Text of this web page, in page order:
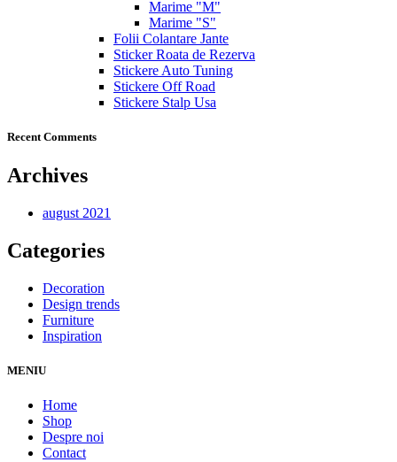
Marime "M"
Marime "S"
Folii Colantare Jante
Sticker Roata de Rezerva
Stickere Auto Tuning
Stickere Off Road
Stickere Stalp Usa
Recent Comments
Archives
august 2021
Categories
Decoration
Design trends
Furniture
Inspiration
MENIU
Home
Shop
Despre noi
Contact